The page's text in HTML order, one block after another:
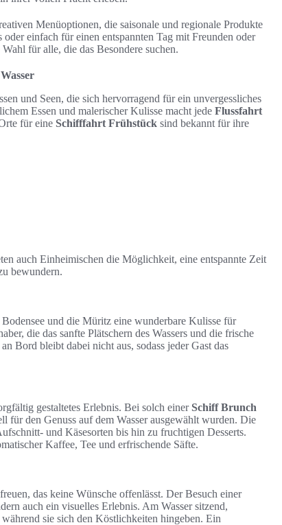
Menüoptionen, die saisonale und regionale Produkte
einfach für einen entspannten Tag mit Freunden oder
für alle, die das Besondere suchen.
und Seen, die sich hervorragend für ein unvergessliches
Essen und malerischer Kulisse macht jede Flussfahrt
für eine Schifffahrt Frühstück sind bekannt für ihre
auch Einheimischen die Möglichkeit, eine entspannte Zeit
bewundern.
und die Müritz eine wunderbare Kulisse für
die das sanfte Plätschern des Wassers und die frische
Bord bleibt dabei nicht aus, sodass jeder Gast das
gestaltetes Erlebnis. Bei solch einerSchiff Brunch
für den Genuss auf dem Wasser ausgewählt wurden. Die
und Käsesorten bis hin zu fruchtigen Desserts.
Kaffee, Tee und erfrischende Säfte.
das keine Wünsche offenlässt. Der Besuch einer
auch ein visuelles Erlebnis. Am Wasser sitzend,
sie sich den Köstlichkeiten hingeben. Ein